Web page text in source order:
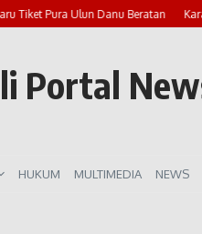
Tiket Pura Ulun Danu Beratan
Portal
HUKUM MULTIMEDIA NEWS